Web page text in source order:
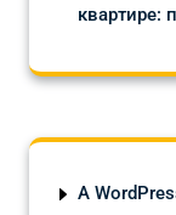
квартире:
A